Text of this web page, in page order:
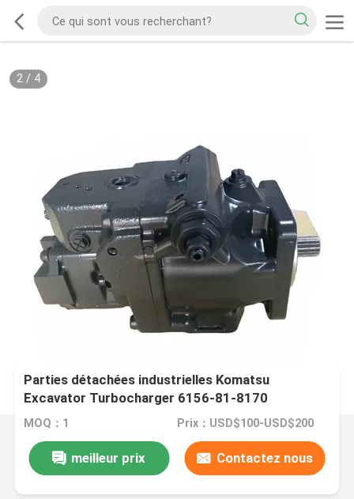
2/ 4
Parties détachées industrielles Komatsu
Excavator Turbocharger 6156-81-8170
MOQ：1 Prix：USD$100-USD$200
meilleur prix Contactez nous